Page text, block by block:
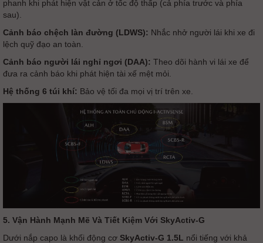
phanh khi phát hiện vật cản ở tốc độ thấp (cả phía trước và phía
sau).
Cảnh báo chệch làn đường (LDWS): Nhắc nhở người lái khi xe đi
lệch quỹ đạo an toàn.
Cảnh báo người lái nghỉ ngơi (DAA): Theo dõi hành vi lái xe để
đưa ra cảnh báo khi phát hiện tài xế mệt mỏi.
Hệ thống 6 túi khí: Bảo vệ tối đa mọi vị trí trên xe.
5. Vận Hành Mạnh Mẽ Và Tiết Kiệm Với SkyActiv-G
Dưới nắp capo là khối động cơ SkyActiv-G 1.5L nổi tiếng với khả